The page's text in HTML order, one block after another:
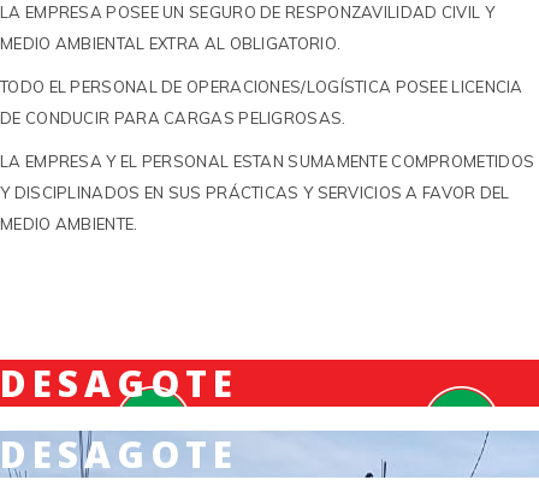
LA EMPRESA POSEE UN SEGURO DE RESPONZAVILIDAD CIVIL Y
MEDIO AMBIENTAL EXTRA AL OBLIGATORIO.
TODO EL PERSONAL DE OPERACIONES/LOGÍSTICA POSEE LICENCIA
DE CONDUCIR PARA CARGAS PELIGROSAS.
LA EMPRESA Y EL PERSONAL ESTAN SUMAMENTE COMPROMETIDOS
Y DISCIPLINADOS EN SUS PRÁCTICAS Y SERVICIOS A FAVOR DEL
MEDIO AMBIENTE.
DESAGOTE
DESAGOTE